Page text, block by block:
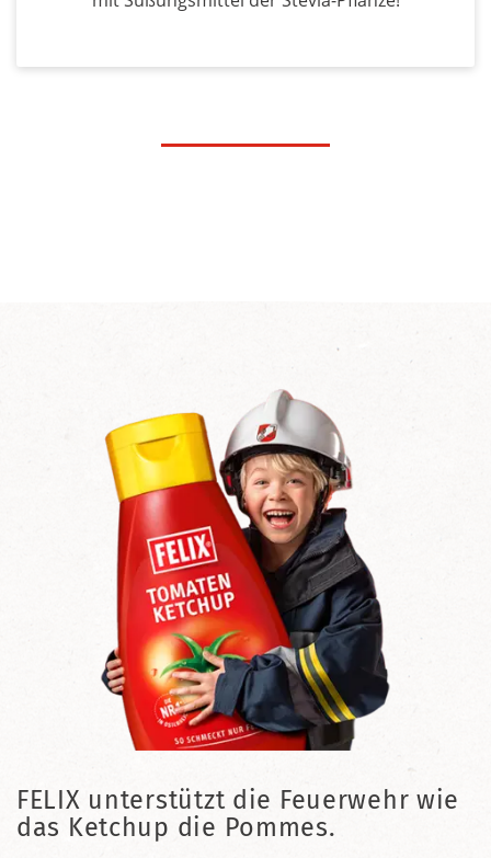
FELIX unterstützt die Feuerwehr wie
das Ketchup die Pommes.